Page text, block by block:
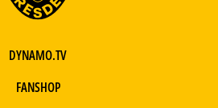
DYNAMO.TV
FANSHOP